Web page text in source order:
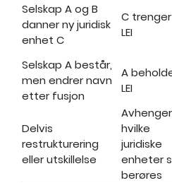
Selskap A og B
danner ny juridisk
enhet C
C
LEI
Selskap A består,
men endrer navn
etter fusjon
A
LEI
Delvis
restrukturering
eller utskillelse
hvilke
juridiske
enheter
berøres